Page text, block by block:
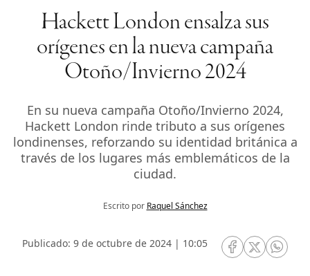
Hackett London ensalza sus
orígenes en la nueva campaña
Otoño/Invierno 2024
En su nueva campaña Otoño/Invierno 2024,
Hackett London rinde tributo a sus orígenes
londinenses, reforzando su identidad británica a
través de los lugares más emblemáticos de la
ciudad.
Escrito por Raquel Sánchez
Publicado: 9 de octubre de 2024 | 10:05
RRSS Facebook
RRSSRRSS